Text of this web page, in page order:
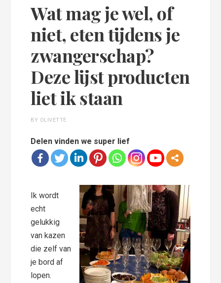
Wat mag je wel, of
niet, eten tijdens je
zwangerschap?
Deze lijst producten
liet ik staan
BY OLIVETTE
Delen vinden we super lief
Ik wordt
echt
gelukkig
van kazen
die zelf van
je bord af
lopen.